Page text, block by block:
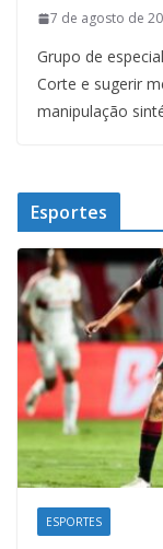
7 de agosto de
Grupo de
Corte e sugerir
manipulação
Esportes
ESPORTES